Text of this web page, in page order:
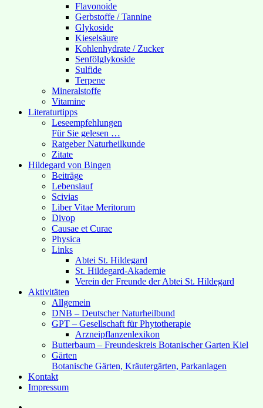
Flavonoide
Gerbstoffe / Tannine
Glykoside
Kieselsäure
Kohlenhydrate / Zucker
Senfölglykoside
Sulfide
Terpene
Mineralstoffe
Vitamine
Literaturtipps
Leseempfehlungen
Für Sie gelesen …
Ratgeber Naturheilkunde
Zitate
Hildegard von Bingen
Beiträge
Lebenslauf
Scivias
Liber Vitae Meritorum
Divop
Causae et Curae
Physica
Links
Abtei St. Hildegard
St. Hildegard-Akademie
Verein der Freunde der Abtei St. Hildegard
Aktivitäten
Allgemein
DNB – Deutscher Naturheilbund
GPT – Gesellschaft für Phytotherapie
Arzneipflanzenlexikon
Butterbaum – Freundeskreis Botanischer Garten Kiel
Gärten
Botanische Gärten, Kräutergärten, Parkanlagen
Kontakt
Impressum